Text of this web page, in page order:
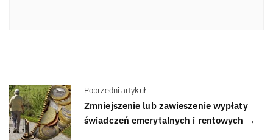
Poprzedni artykuł
Zmniejszenie lub zawieszenie wypłaty
świadczeń emerytalnych i rentowych →